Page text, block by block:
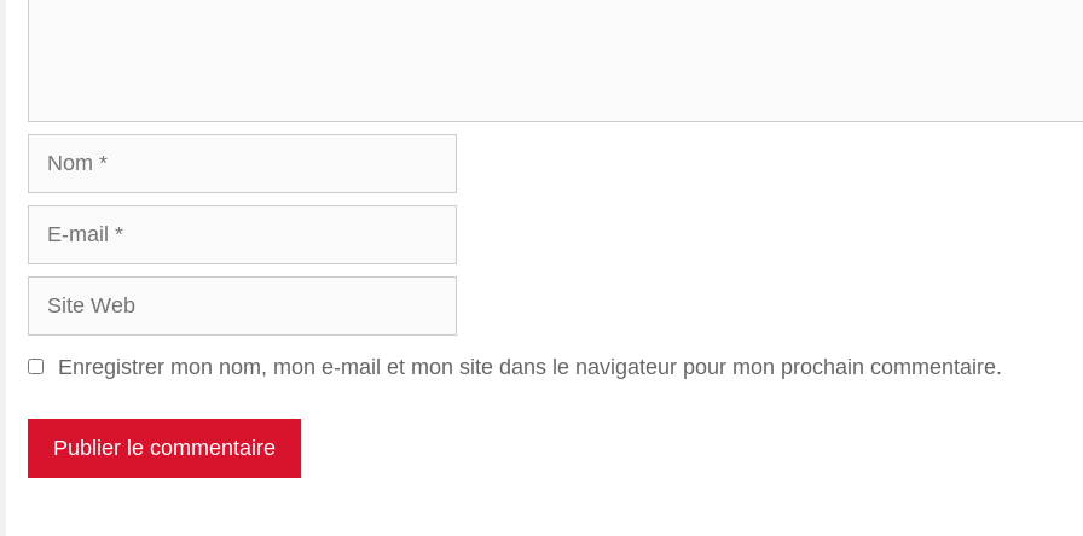
Nom
mail
Site
Web
Enregistrer mon nom, mon e-mail et mon site dans le navigateur pour mon prochain commentaire.